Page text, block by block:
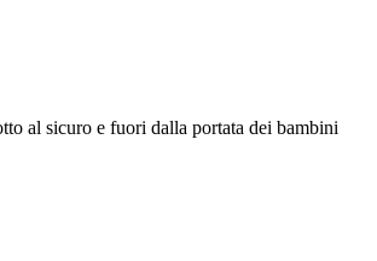
al sicuro e fuori dalla portata dei bambini